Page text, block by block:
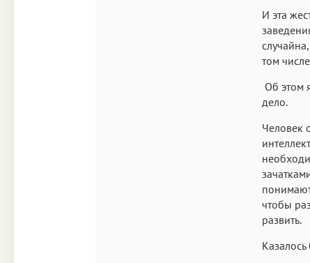
И эта
том
Об этом
дело.
Человек
чтобы
развить.